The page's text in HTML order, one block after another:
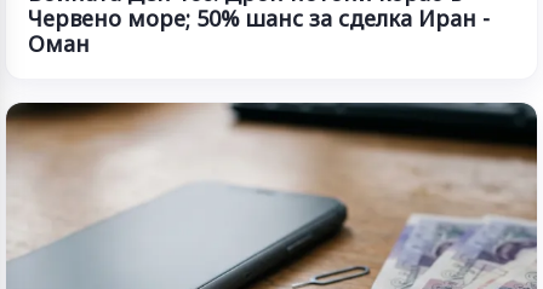
Червено море; 50% шанс за сделка Иран -
Оман